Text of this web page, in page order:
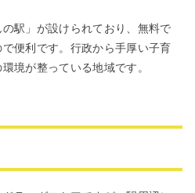
駅」が設けられており、無料で
便利です。行政から手厚い子育
境が整っている地域です。